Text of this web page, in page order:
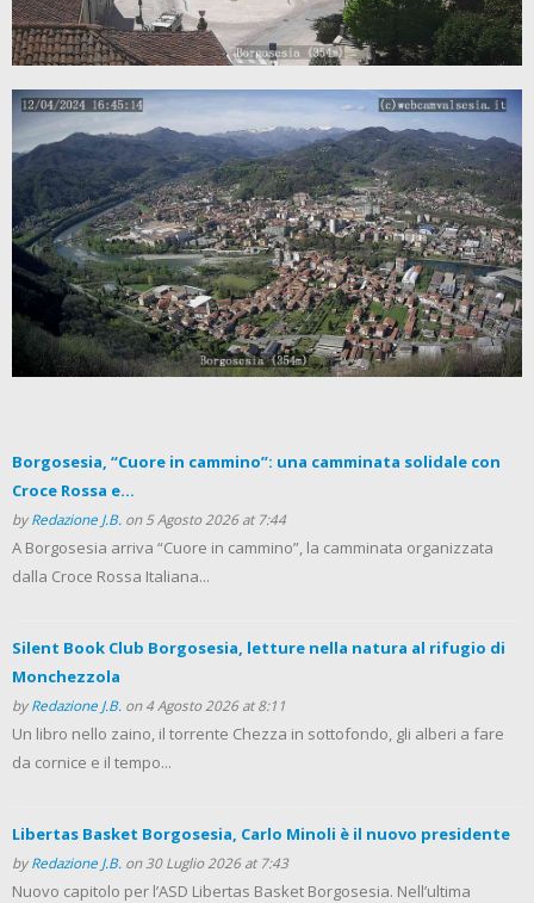
Borgosesia, “Cuore in cammino”: una camminata solidale con
Croce Rossa e...
byRedazione J.B. on 5 Agosto 2026 at 7:44
A Borgosesia arriva “Cuore in cammino”, la camminata organizzata
dalla Croce Rossa Italiana...
Silent Book Club Borgosesia, letture nella natura al rifugio di
Monchezzola
byRedazione J.B. on 4 Agosto 2026 at 8:11
Un libro nello zaino, il torrente Chezza in sottofondo, gli alberi a fare
da cornice e il tempo...
Libertas Basket Borgosesia, Carlo Minoli è il nuovo presidente
byRedazione J.B. on 30 Luglio 2026 at 7:43
Nuovo capitolo per l’ASD Libertas Basket Borgosesia. Nell’ultima